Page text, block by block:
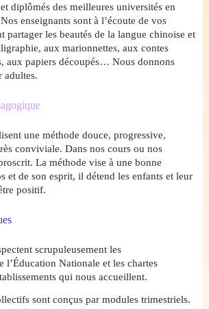
diplômés des meilleures universités en
enseignants sont à l’écoute de vos
partager les beautés de la langue chinoise et
aux marionnettes, aux contes
aux papiers découpés… Nous donnons
adultes.
une méthode douce, progressive,
conviviale. Dans nos cours ou nos
La méthode vise à une bonne
et de son esprit, il détend les enfants et leur
positif.
scrupuleusement les
l’Éducation Nationale et les chartes
qui nous accueillent.
sont conçus par modules trimestriels.